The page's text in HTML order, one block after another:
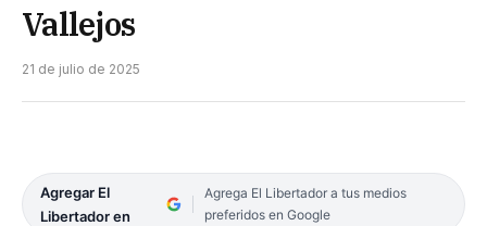
Vallejos
21 de julio de 2025
Agregar El
Libertador en
Agrega El Libertador a tus medios
preferidos en Google